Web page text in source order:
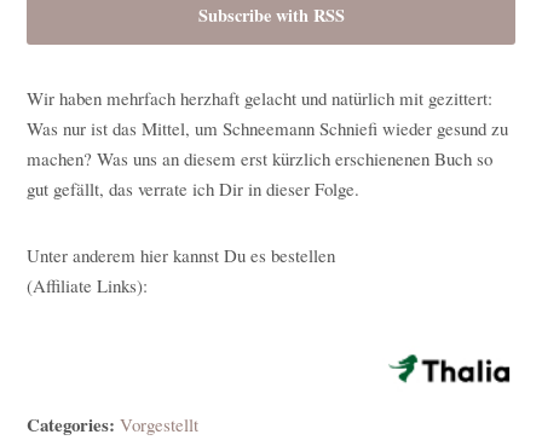
Subscribe with RSS
Wir haben mehrfach herzhaft gelacht und natürlich mit gezittert:
Was nur ist das Mittel, um Schneemann Schniefi wieder gesund zu
machen? Was uns an diesem erst kürzlich erschienenen Buch so
gut gefällt, das verrate ich Dir in dieser Folge.
Unter anderem hier kannst Du es bestellen
(Affiliate Links):
Categories:Vorgestellt